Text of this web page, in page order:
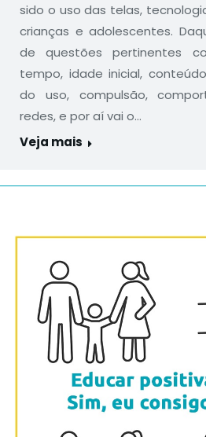
sido o uso das telas,
crianças e adolescentes.
de questões pertinentes
tempo, idade inicial,
do uso, compulsão,
redes, e por aí vai o…
Veja mais